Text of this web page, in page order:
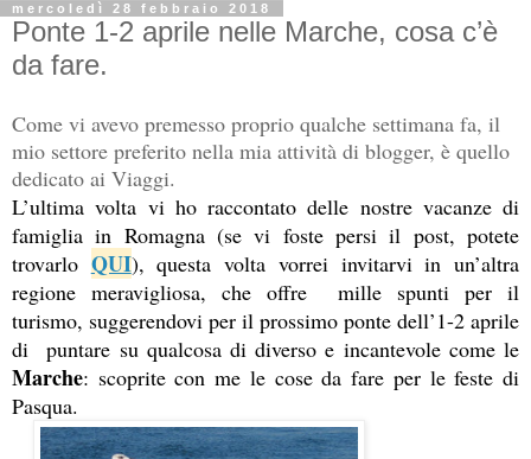
mercoledì 28 febbraio 2018
Ponte 1-2 aprile nelle Marche, cosa c’è
da fare.
Come vi avevo premesso proprio qualche settimana fa, il
mio settore preferito nella mia attività di blogger, è quello
dedicato ai Viaggi.
L’ultima volta vi ho raccontato delle nostre vacanze di
famiglia in Romagna (se vi foste persi il post, potete
trovarlo QUI), questa volta vorrei invitarvi in un’altra
regione meravigliosa, che offre  mille spunti per il
turismo, suggerendovi per il prossimo ponte dell’1-2 aprile
Marche: scoprite con me le cose da fare per le feste di
Pasqua.